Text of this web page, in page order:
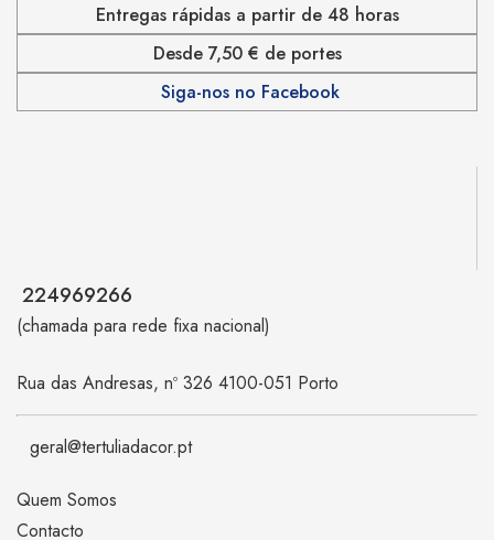
Entregas rápidas a partir de 48 horas
Desde 7,50 € de portes
Siga-nos no Facebook
224969266
(chamada para rede fixa nacional)
Rua das Andresas, nº 326 4100-051 Porto
geral@tertuliadacor.pt
Quem Somos
Contacto